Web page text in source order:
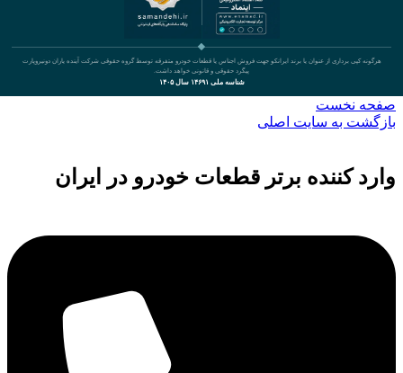
هرگونه کپی برداری از عنوان یا برند ایرانکو جهت فروش اجناس یا قطعات خودرو متفرقه توسط گروه حقوقی شرکت آینده یاران دونیروپارت
پیگرد حقوقی و قانونی خواهد داشت.
شناسه ملی ۱۴۶۹۱ سال ۱۴۰۵
صفحه نخست
بازگشت به سایت اصلی
وارد کننده برتر قطعات خودرو در ایران